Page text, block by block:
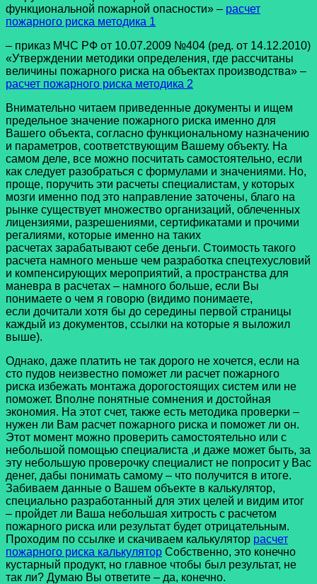
функциональной пожарной опасности» – расчет
пожарного риска методика 1
– приказ МЧС РФ от 10.07.2009 №404 (ред. от 14.12.2010)
«Утверждении методики определения, где рассчитаны
величины пожарного риска на объектах производства» –
расчет пожарного риска методика 2
Внимательно читаем приведенные документы и ищем
предельное значение пожарного риска именно для
Вашего объекта, согласно функциональному назначению
и параметров, соответствующим Вашему объекту. На
самом деле, все можно посчитать самостоятельно, если
как следует разобраться с формулами и значениями. Но,
проще, поручить эти расчеты специалистам, у которых
мозги именно под это направление заточены, благо на
рынке существует множество организаций, облеченных
лицензиями, разрешениями, сертификатами и прочими
регалиями, которые именно на таких
расчетах зарабатывают себе деньги. Стоимость такого
расчета намного меньше чем разработка спецтехусловий
и компенсирующих мероприятий, а пространства для
маневра в расчетах – намного больше, если Вы
понимаете о чем я говорю (видимо понимаете,
если дочитали хотя бы до середины первой страницы
каждый из документов, ссылки на которые я выложил
выше).
Однако, даже платить не так дорого не хочется, если на
сто пудов неизвестно поможет ли расчет пожарного
риска избежать монтажа дорогостоящих систем или не
поможет. Вполне понятные сомнения и достойная
экономия. На этот счет, также есть методика проверки –
нужен ли Вам расчет пожарного риска и поможет ли он.
Этот момент можно проверить самостоятельно или с
небольшой помощью специалиста ,и даже может быть, за
эту небольшую проверочку специалист не попросит у Вас
денег, дабы понимать самому – что получится в итоге.
Забиваем данные о Вашем объекте в калькулятор,
специально разработанный для этих целей и видим итог
– пройдет ли Ваша небольшая хитрость с расчетом
пожарного риска или результат будет отрицательным.
Проходим по ссылке и скачиваем калькулятор расчет
пожарного риска калькулятор Собственно, это конечно
кустарный продукт, но главное чтобы был результат, не
так ли? Думаю Вы ответите – да, конечно.